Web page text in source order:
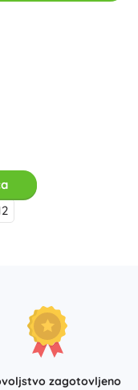
zagotovljeno